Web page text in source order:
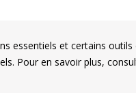
essentiels et certains
Pour en savoir plus,